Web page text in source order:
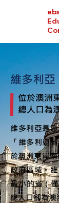
維多利
位於澳洲
總人口為
維多利亞是
「維多利亞
於澳洲東岸
政府區域。
最小的省（
總人口卻為